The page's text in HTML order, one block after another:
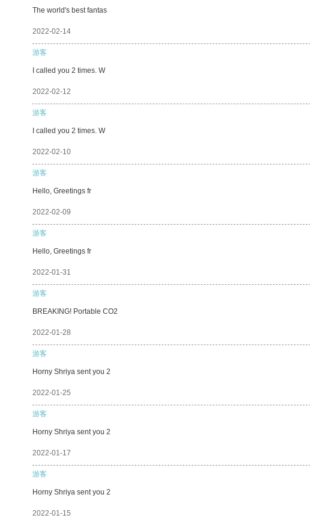
The world's best fantas
2022-02-14
游客
I called you 2 times. W
2022-02-12
游客
I called you 2 times. W
2022-02-10
游客
Hello, Greetings fr
2022-02-09
游客
Hello, Greetings fr
2022-01-31
游客
BREAKING! Portable CO2
2022-01-28
游客
Horny Shriya sent you 2
2022-01-25
游客
Horny Shriya sent you 2
2022-01-17
游客
Horny Shriya sent you 2
2022-01-15